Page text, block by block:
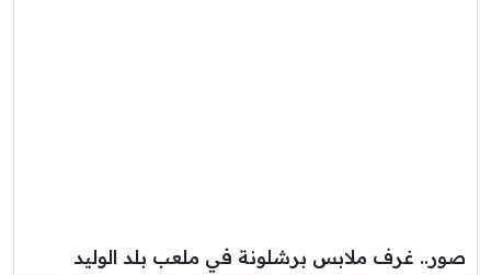
صور.. غرف ملابس برشلونة في ملعب بلد الوليد